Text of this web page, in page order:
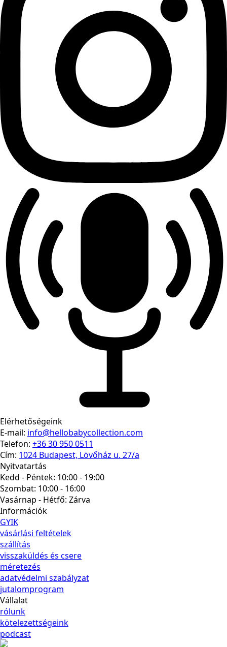
Elérhetőségeink
E-mail: info@hellobabycollection.com
Telefon: +36 30 950 0511
Cím: 1024 Budapest, Lövőház u. 27/a
Nyitvatartás
Kedd - Péntek: 10:00 - 19:00
Szombat: 10:00 - 16:00
Vasárnap - Hétfő: Zárva
Információk
GYIK
vásárlási feltételek
szállítás
visszaküldés és csere
méretezés
adatvédelmi szabályzat
jutalomprogram
Vállalat
rólunk
kötelezettségeink
podcast